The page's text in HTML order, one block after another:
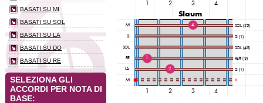
BASATI SU MI
BASATI SU SOL
BASATI SU LA
BASATI SU DO
BASATI SU RE
SELEZIONA GLI
ACCORDI PER NOTA DI
BASE: